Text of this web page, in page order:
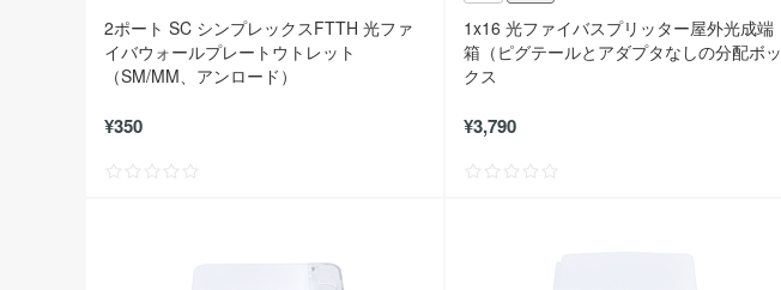
2ポート SC シンプレックスFTTH 光ファ
イバウォールプレートウトレット
（SM/MM、アンロード）
¥350
1x16 光ファイバスプリッター屋外光成端
箱（ピグテールとアダプタなしの分配ボッ
クス
¥3,790